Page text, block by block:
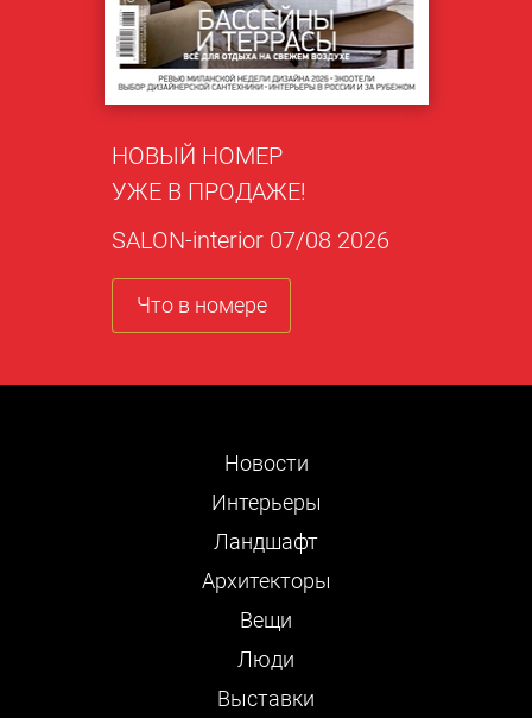
НОВЫЙ НОМЕР
УЖЕ В ПРОДАЖЕ!
SALON-interior 07/08 2026
Что в номере
Новости
Интерьеры
Ландшафт
Архитекторы
Вещи
Люди
Выставки